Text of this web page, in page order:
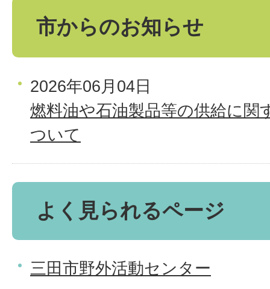
市からのお知らせ
2026年06月04日
燃料油や石油製品等の供給に関
ついて
よく見られるページ
三田市野外活動センター